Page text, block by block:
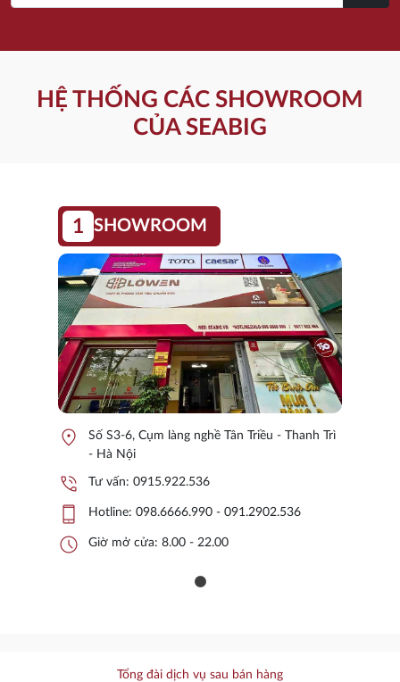
HỆ THỐNG CÁC SHOWROOM
CỦA SEABIG
1 SHOWROOM
location_on
Số S3-6, Cụm làng nghề Tân Triều - Thanh Trì
- Hà Nội
phone_in_talk Tư vấn: 0915.922.536
phone_iphone Hotline: 098.6666.990 - 091.2902.536
schedule Giờ mở cửa: 8.00 - 22.00
Tổng đài dịch vụ sau bán hàng